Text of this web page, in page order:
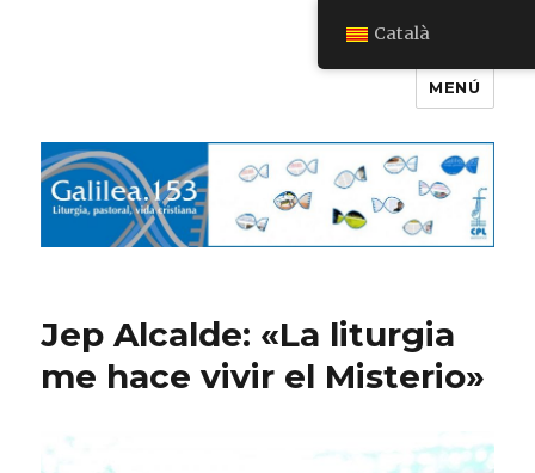
MENÚ
Jep Alcalde: «La liturgia
me hace vivir el Misterio»
Català